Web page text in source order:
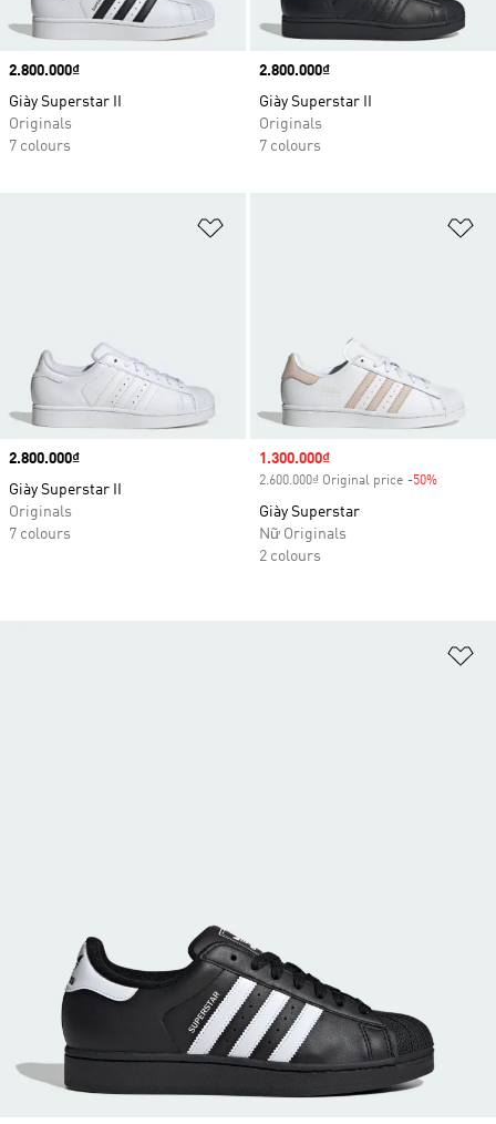
Price
2.800.000₫
Giày Superstar II
Originals
7 colours
Price
2.800.000₫
Giày Superstar II
Originals
7 colours
Price
2.800.000₫
Giày Superstar II
Originals
7 colours
Sale price
1.300.000₫
2.600.000₫ Original price -50%
Giày Superstar
Nữ Originals
2 colours